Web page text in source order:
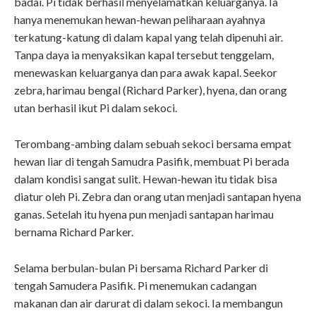
hanya menemukan hewan-hewan peliharaan ayahnya
terkatung-katung di dalam kapal yang telah dipenuhi air.
Tanpa daya ia menyaksikan kapal tersebut tenggelam,
menewaskan keluarganya dan para awak kapal. Seekor
zebra, harimau bengal (Richard Parker), hyena, dan orang
utan berhasil ikut Pi dalam sekoci.
Terombang-ambing dalam sebuah sekoci bersama empat
hewan liar di tengah Samudra Pasifik, membuat Pi berada
dalam kondisi sangat sulit. Hewan-hewan itu tidak bisa
diatur oleh Pi. Zebra dan orang utan menjadi santapan hyena
ganas. Setelah itu hyena pun menjadi santapan harimau
bernama Richard Parker.
Selama berbulan-bulan Pi bersama Richard Parker di
tengah Samudera Pasifik. Pi menemukan cadangan
makanan dan air darurat di dalam sekoci. Ia membangun